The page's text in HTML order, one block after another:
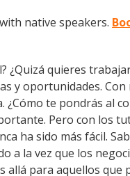
native speakers.
quieres
y oportunidades.
te pondrás al
Pero con los
ha sido más fácil.
la vez que los
para aquellos